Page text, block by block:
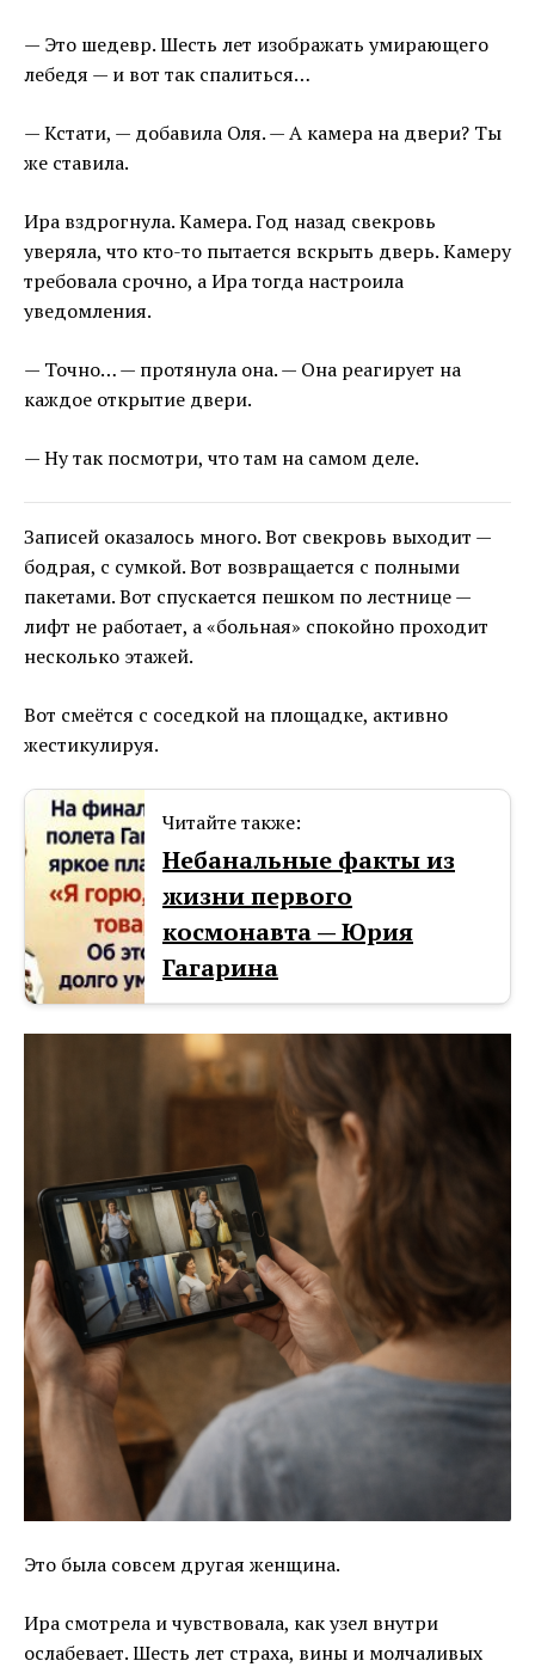
— Это шедевр. Шесть лет изображать умирающего
лебедя — и вот так спалиться…
— Кстати, — добавила Оля. — А камера на двери? Ты
же ставила.
Ира вздрогнула. Камера. Год назад свекровь
уверяла, что кто-то пытается вскрыть дверь. Камеру
требовала срочно, а Ира тогда настроила
уведомления.
— Точно… — протянула она. — Она реагирует на
каждое открытие двери.
— Ну так посмотри, что там на самом деле.
Записей оказалось много. Вот свекровь выходит —
бодрая, с сумкой. Вот возвращается с полными
пакетами. Вот спускается пешком по лестнице —
лифт не работает, а «больная» спокойно проходит
несколько этажей.
Вот смеётся с соседкой на площадке, активно
жестикулируя.
Читайте также:
Небанальные факты из
жизни первого
космонавта — Юрия
Гагарина
Это была совсем другая женщина.
Ира смотрела и чувствовала, как узел внутри
ослабевает. Шесть лет страха, вины и молчаливых